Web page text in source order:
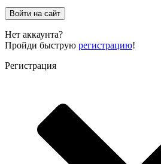
Войти на сайт
Нет аккаунта?
Пройди быструю регистрацию!
Регистрация